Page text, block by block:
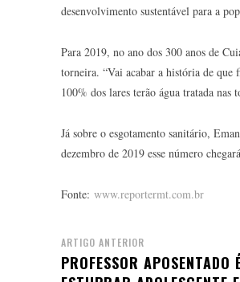
desenvolvimento sustentável para a
Para 2019, no ano dos 300 anos de
torneira. “Vai acabar a história de que
100% dos lares terão água tratada
Já sobre o esgotamento sanitário,
dezembro de 2019 esse número
Fonte: www.reportermt.com.br
ARTIGO ANTERIOR
PROFESSOR APOSENTADO